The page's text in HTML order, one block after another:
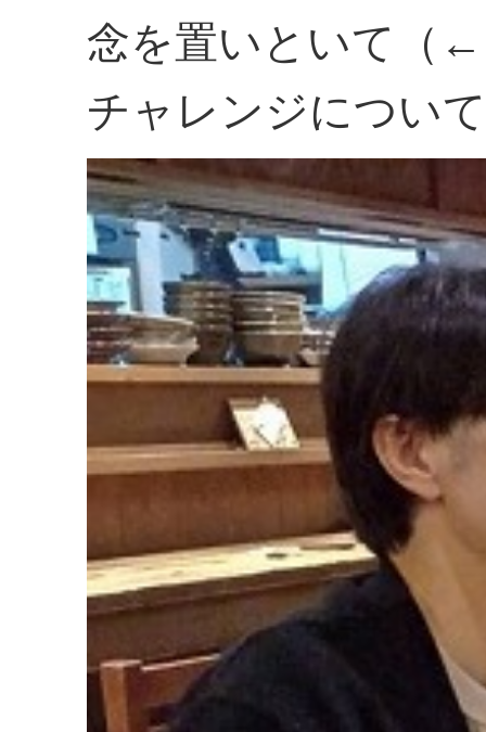
念を置いといて（
チャレンジについ